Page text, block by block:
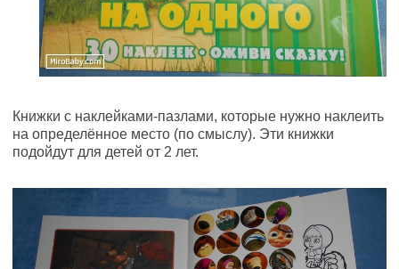
Книжки с наклейками-пазлами, которые нужно наклеить
на определённое место (по смыслу). Эти книжки
подойдут для детей от 2 лет.